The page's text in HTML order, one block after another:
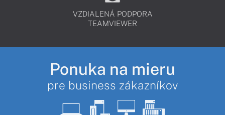
VZDIALENÁ PODPORA
TEAMVIEWER
Ponuka na mieru
pre business zákazníkov